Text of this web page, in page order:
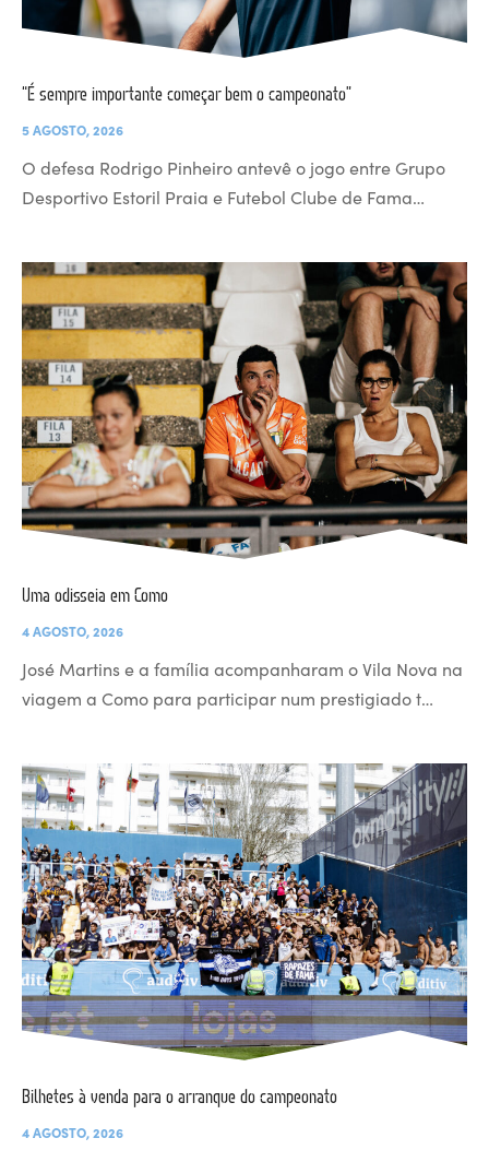
“É sempre importante começar bem o campeonato”
5 AGOSTO, 2026
O defesa Rodrigo Pinheiro antevê o jogo entre Grupo
Desportivo Estoril Praia e Futebol Clube de Fama…
Uma odisseia em Como
4 AGOSTO, 2026
José Martins e a família acompanharam o Vila Nova na
viagem a Como para participar num prestigiado t…
Bilhetes à venda para o arranque do campeonato
4 AGOSTO, 2026